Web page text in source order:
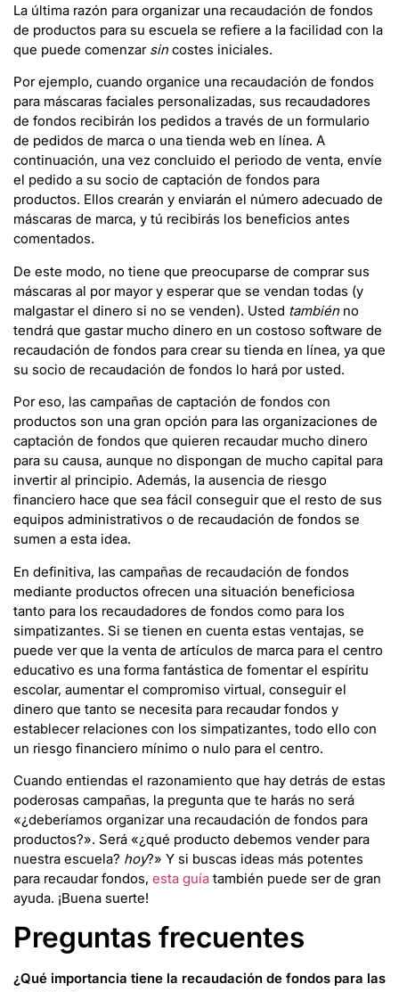
La última razón para organizar una recaudación de fondos
de productos para su escuela se refiere a la facilidad con la
que puede comenzar sin costes iniciales.
Por ejemplo, cuando organice una recaudación de fondos
para máscaras faciales personalizadas, sus recaudadores
de fondos recibirán los pedidos a través de un formulario
de pedidos de marca o una tienda web en línea. A
continuación, una vez concluido el periodo de venta, envíe
el pedido a su socio de captación de fondos para
productos. Ellos crearán y enviarán el número adecuado de
máscaras de marca, y tú recibirás los beneficios antes
comentados.
De este modo, no tiene que preocuparse de comprar sus
máscaras al por mayor y esperar que se vendan todas (y
malgastar el dinero si no se venden). Usted también no
tendrá que gastar mucho dinero en un costoso software de
recaudación de fondos para crear su tienda en línea, ya que
su socio de recaudación de fondos lo hará por usted.
Por eso, las campañas de captación de fondos con
productos son una gran opción para las organizaciones de
captación de fondos que quieren recaudar mucho dinero
para su causa, aunque no dispongan de mucho capital para
invertir al principio. Además, la ausencia de riesgo
financiero hace que sea fácil conseguir que el resto de sus
equipos administrativos o de recaudación de fondos se
sumen a esta idea.
En definitiva, las campañas de recaudación de fondos
mediante productos ofrecen una situación beneficiosa
tanto para los recaudadores de fondos como para los
simpatizantes. Si se tienen en cuenta estas ventajas, se
puede ver que la venta de artículos de marca para el centro
educativo es una forma fantástica de fomentar el espíritu
escolar, aumentar el compromiso virtual, conseguir el
dinero que tanto se necesita para recaudar fondos y
establecer relaciones con los simpatizantes, todo ello con
un riesgo financiero mínimo o nulo para el centro.
Cuando entiendas el razonamiento que hay detrás de estas
poderosas campañas, la pregunta que te harás no será
«¿deberíamos organizar una recaudación de fondos para
productos?». Será «¿qué producto debemos vender para
nuestra escuela? hoy?» Y si buscas ideas más potentes
para recaudar fondos, esta guía también puede ser de gran
ayuda. ¡Buena suerte!
Preguntas frecuentes
¿Qué importancia tiene la recaudación de fondos para las